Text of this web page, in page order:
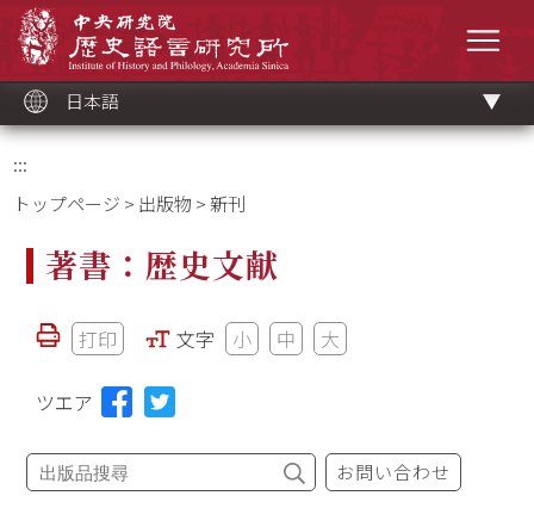
ッ
ク
日本語
:::
トップページ > 出版物 > 新刊
著書：歴史文献
打印 文字 小 中 大
ツエア
お問い合わせ